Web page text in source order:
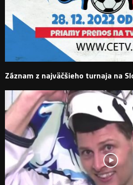
Záznam z najväčšieho turnaja na